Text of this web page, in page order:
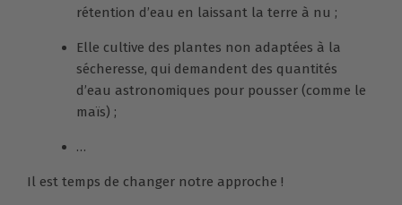
rétention d’eau en laissant la terre à nu ;
Elle cultive des plantes non adaptées à la
sécheresse, qui demandent des quantités
d’eau astronomiques pour pousser (comme le
maïs) ;
…
Il est temps de changer notre approche !